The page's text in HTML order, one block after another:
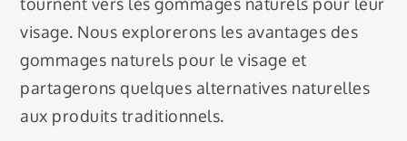
visage. Nous explorerons les avantages des
gommages naturels pour le visage et
partagerons quelques alternatives naturelles
aux produits traditionnels.